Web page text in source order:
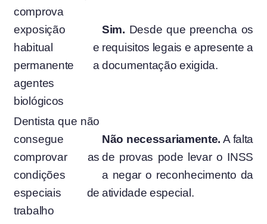
comprova
exposição
habitual e
permanente a
agentes
biológicos
Sim. Desde que preencha os
requisitos legais e apresente a
documentação exigida.
Dentista que não
consegue
comprovar as
condições
especiais de
trabalho
Não necessariamente. A falta
de provas pode levar o INSS
a negar o reconhecimento da
atividade especial.